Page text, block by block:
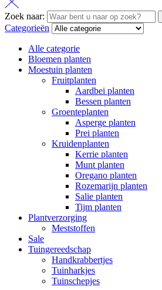
Zoek naar:
Categorieën
Alle categorie
Bloemen planten
Moestuin planten
Fruitplanten
Aardbei planten
Bessen planten
Groenteplanten
Asperge planten
Prei planten
Kruidenplanten
Kerrie planten
Munt planten
Oregano planten
Rozemarijn planten
Salie planten
Tijm planten
Plantverzorging
Meststoffen
Sale
Tuingereedschap
Handkrabbertjes
Tuinharkjes
Tuinschepjes